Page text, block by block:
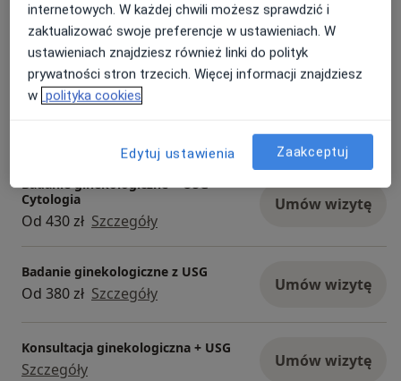
Konsultacja ginekologiczna
Od 250 zł Szczegóły Umów wizytę
Konsultacja ginekologiczna + USG
Badanie ginekologiczne + USG +
Cytologia
Od 430 zł Szczegóły
Umów wizytę
Badanie ginekologiczne z USG
Od 380 zł Szczegóły Umów wizytę
Konsultacja ginekologiczna + USG
Szczegóły Umów wizytę
internetowych. W każdej chwili możesz sprawdzić i
zaktualizować swoje preferencje w ustawieniach. W
ustawieniach znajdziesz również linki do polityk
prywatności stron trzecich. Więcej informacji znajdziesz
w polityka cookies
Edytuj ustawienia Zaakceptuj